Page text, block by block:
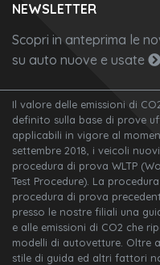
NEWSLETTER
Scopri in anteprima le
su auto nuove e usate
Il valore delle emissioni di
definito sulla base di prove
applicabili in vigore al
settembre 2018, i veicoli
procedura di prova WLTP
Test Procedure). La
procedura di prova
presso le nostre filiali una
e alle emissioni di CO2 che
modelli di autovetture. Oltre
stile di guida ed altri fattori